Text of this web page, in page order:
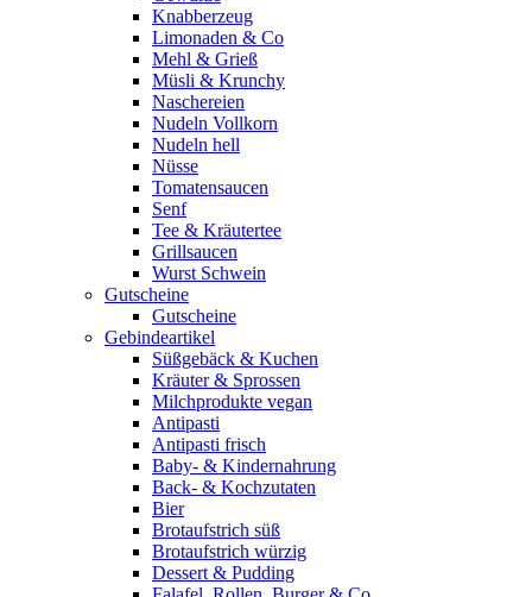
Knabberzeug
Limonaden & Co
Mehl & Grieß
Müsli & Krunchy
Naschereien
Nudeln Vollkorn
Nudeln hell
Nüsse
Tomatensaucen
Senf
Tee & Kräutertee
Grillsaucen
Wurst Schwein
Gutscheine
Gutscheine
Gebindeartikel
Süßgebäck & Kuchen
Kräuter & Sprossen
Milchprodukte vegan
Antipasti
Antipasti frisch
Baby- & Kindernahrung
Back- & Kochzutaten
Bier
Brotaufstrich süß
Brotaufstrich würzig
Dessert & Pudding